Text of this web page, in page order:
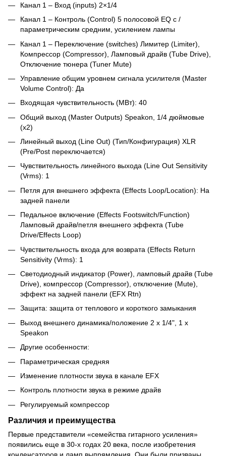
Канал 1 – Вход (inputs) 2×1/4
Канал 1 – Контроль (Control) 5 полосовой EQ с /
параметрическим средним, усилением лампы
Канал 1 – Переключение (switches) Лимитер (Limiter),
Компрессор (Compressor), Ламповый драйв (Tube Drive),
Отключение тюнера (Tuner Mute)
Управление общим уровнем сигнала усилителя (Master
Volume Control): Да
Входящая чувствительность (МВт): 40
Общий выход (Master Outputs) Speakon, 1/4 дюймовые
(x2)
Линейный выход (Line Out) (Тип/Конфигурация) XLR
(Pre/Post переключается)
Чувствительность линейного выхода (Line Out Sensitivity
(Vrms): 1
Петля для внешнего эффекта (Effects Loop/Location): На
задней панели
Педальное включение (Effects Footswitch/Function)
Ламповый драйв/петля внешнего эффекта (Tube
Drive/Effects Loop)
Чувствительность входа для возврата (Effects Return
Sensitivity (Vrms): 1
Светодиодный индикатор (Power), ламповый драйв (Tube
Drive), компрессор (Compressor), отключение (Mute),
эффект на задней панели (EFX Rtn)
Защита: защита от теплового и короткого замыкания
Выход внешнего динамика/положение 2 x 1/4", 1 x
Speakon
Другие особенности:
Параметрическая средняя
Изменение плотности звука в канале EFX
Контроль плотности звука в режиме драйв
Регулируемый компрессор
Различия и преимущества
Первые представители «семейства гитарного усиления»
появились еще в 30-х годах 20 века, после изобретения
конденсаторов и ламп выпрямления. Они были призваны